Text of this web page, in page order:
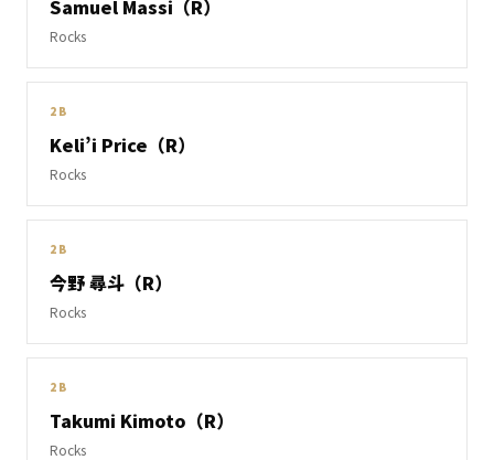
Samuel Massi（R）
Rocks
2B
Keli’i Price（R）
Rocks
2B
今野 尋斗（R）
Rocks
2B
Takumi Kimoto（R）
Rocks